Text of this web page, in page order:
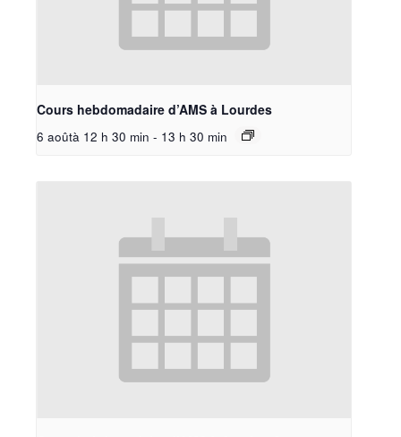
Cours hebdomadaire d’AMS à Lourdes
6 aoûtà 12 h 30 min - 13 h 30 min